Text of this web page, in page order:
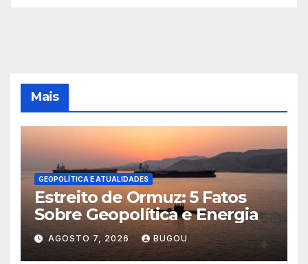
Mais
GEOPOLÍTICA E ATUALIDADES
Estreito de Ormuz: 5 Fatos
Sobre Geopolítica e Energia
AGOSTO 7, 2026 BUGOU